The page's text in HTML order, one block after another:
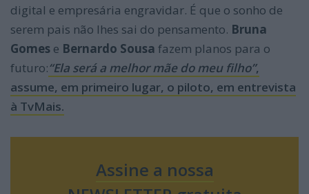
digital e empresária engravidar. É que o sonho de
serem pais não lhes sai do pensamento. Bruna
Gomes e Bernardo Sousa fazem planos para o
futuro:“Ela será a melhor mãe do meu filho”,
assume, em primeiro lugar, o piloto, em entrevista
à TvMais.
Assine a nossa